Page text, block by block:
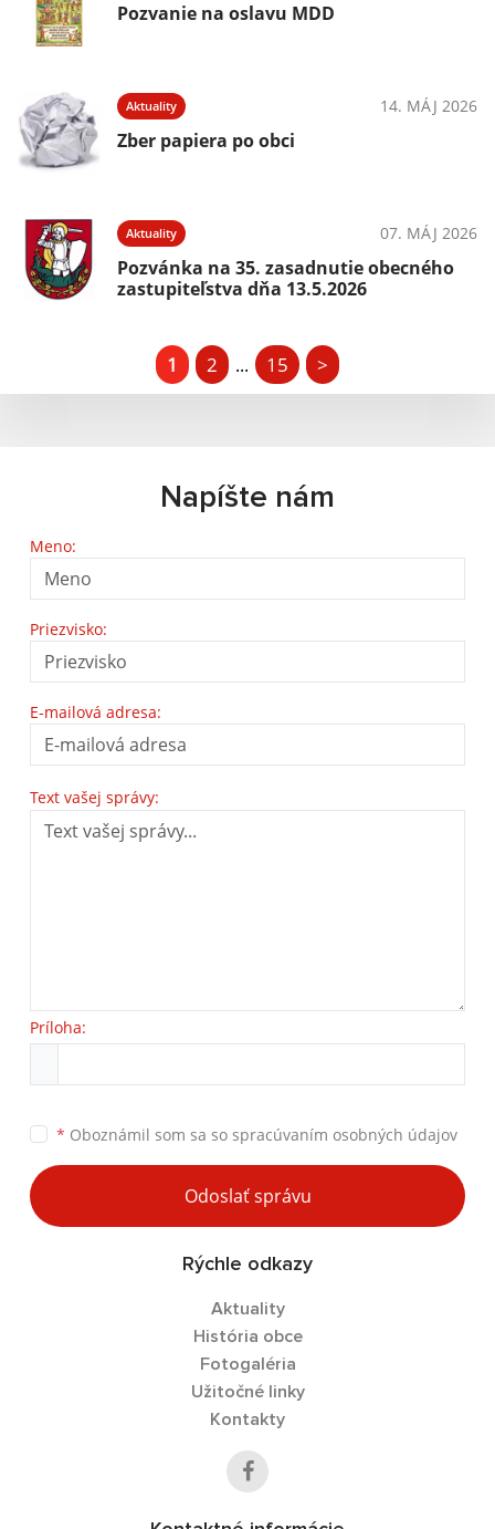
Pozvanie na oslavu MDD
Aktuality 14. MÁJ 2026
Zber papiera po obci
Aktuality 07. MÁJ 2026
Pozvánka na 35. zasadnutie obecného
zastupiteľstva dňa 13.5.2026
1 2 ... 15 >
Napíšte nám
Meno:
Priezvisko:
E-mailová adresa:
Text vašej správy:
Príloha:
* Oboznámil som sa so spracúvaním osobných údajov
Odoslať správu
Rýchle odkazy
Aktuality
História obce
Fotogaléria
Užitočné linky
Kontakty